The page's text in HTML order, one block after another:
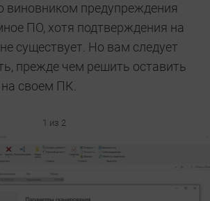
виновником предупреждения
ПО, хотя подтверждения на
существует. Но вам следует
прежде чем решить оставить
своем ПК.
1 из 2